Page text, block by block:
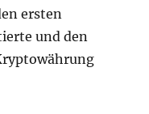
ersten
und den